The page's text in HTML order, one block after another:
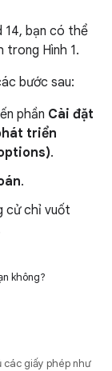
14, bạn có thể
trong Hình 1.
bước sau:
phần Cài đặt
triển
.
.
cử chỉ vuốt
không?
giấy phép như